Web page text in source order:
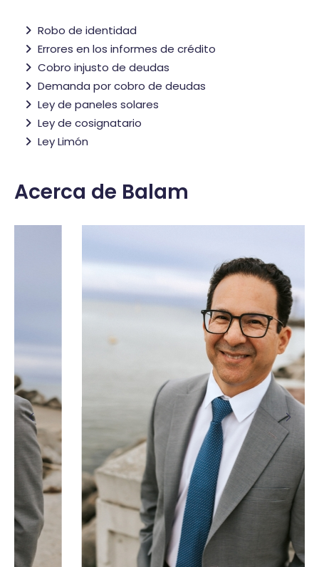
Robo de identidad
Errores en los informes de crédito
Cobro injusto de deudas
Demanda por cobro de deudas
Ley de paneles solares
Ley de cosignatario
Ley Limón
Acerca de Balam